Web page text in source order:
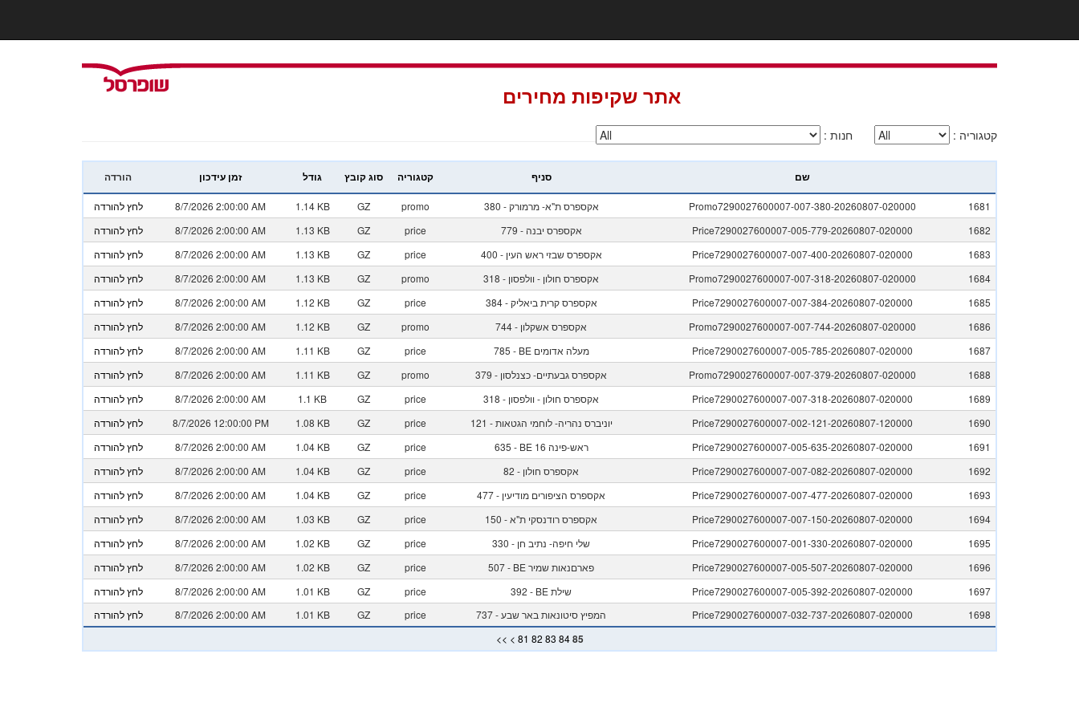
אתר שקיפות מחירים
: חנות : קטגוריה
הורדה זמן עידכון גודל סוג קובץ קטגוריה סניף שם
<< < 81 82 83 8485
לחץ להורדה 8/7/2026 2:00:00 AM 1.14 KB GZ promo 380 - אקספרס ת"א- מרמורק Promo7290027600007-007-380-20260807-020000
1681
לחץ להורדה
8/7/2026 2:00:00 AM 1.13 KB GZ price 779 - אקספרס יבנה Price7290027600007-005-779-20260807-020000
1682
לחץ להורדה
8/7/2026 2:00:00 AM 1.13 KB GZ price 400 - אקספרס שבזי ראש העין Price7290027600007-007-400-20260807-020000
1683
לחץ להורדה
8/7/2026 2:00:00 AM 1.13 KB GZ promo 318 - אקספרס חולון - וולפסון Promo7290027600007-007-318-20260807-020000
1684
לחץ להורדה
8/7/2026 2:00:00 AM 1.12 KB GZ price 384 - אקספרס קרית ביאליק Price7290027600007-007-384-20260807-020000
1685
לחץ להורדה
8/7/2026 2:00:00 AM 1.12 KB GZ promo 744 - אקספרס אשקלון Promo7290027600007-007-744-20260807-020000
1686
לחץ להורדה
8/7/2026 2:00:00 AM 1.11 KB GZ price 785 - BE מעלה אדומים Price7290027600007-005-785-20260807-020000
1687
לחץ להורדה
8/7/2026 2:00:00 AM 1.11 KB GZ promo 379 - אקספרס גבעתיים- כצנלסון Promo7290027600007-007-379-20260807-020000
1688
לחץ להורדה
8/7/2026 2:00:00 AM 1.1 KB GZ price 318 - אקספרס חולון - וולפסון Price7290027600007-007-318-20260807-020000
1689
לחץ להורדה
8/7/2026 12:00:00 PM 1.08 KB GZ price 121 - יוניברס נהריה- לוחמי הגטאות Price7290027600007-002-121-20260807-120000
1690
לחץ להורדה
8/7/2026 2:00:00 AM 1.04 KB GZ price 635 - BE 16 ראש-פינה Price7290027600007-005-635-20260807-020000
1691
לחץ להורדה
8/7/2026 2:00:00 AM 1.04 KB GZ price 82 - אקספרס חולון Price7290027600007-007-082-20260807-020000
1692
לחץ להורדה
8/7/2026 2:00:00 AM 1.04 KB GZ price 477 - אקספרס הציפורים מודיעין Price7290027600007-007-477-20260807-020000
1693
לחץ להורדה
8/7/2026 2:00:00 AM 1.03 KB GZ price 150 - אקספרס רודנסקי ת"א Price7290027600007-007-150-20260807-020000
1694
לחץ להורדה
8/7/2026 2:00:00 AM 1.02 KB GZ price 330 - שלי חיפה- נתיב חן Price7290027600007-001-330-20260807-020000
1695
לחץ להורדה
8/7/2026 2:00:00 AM 1.02 KB GZ price 507 - BE פארםנאות שמיר Price7290027600007-005-507-20260807-020000
1696
לחץ להורדה
8/7/2026 2:00:00 AM 1.01 KB GZ price 392 - BE שילת Price7290027600007-005-392-20260807-020000
1697
לחץ להורדה
8/7/2026 2:00:00 AM 1.01 KB GZ price 737 - המפיץ סיטונאות באר שבע Price7290027600007-032-737-20260807-020000 1698